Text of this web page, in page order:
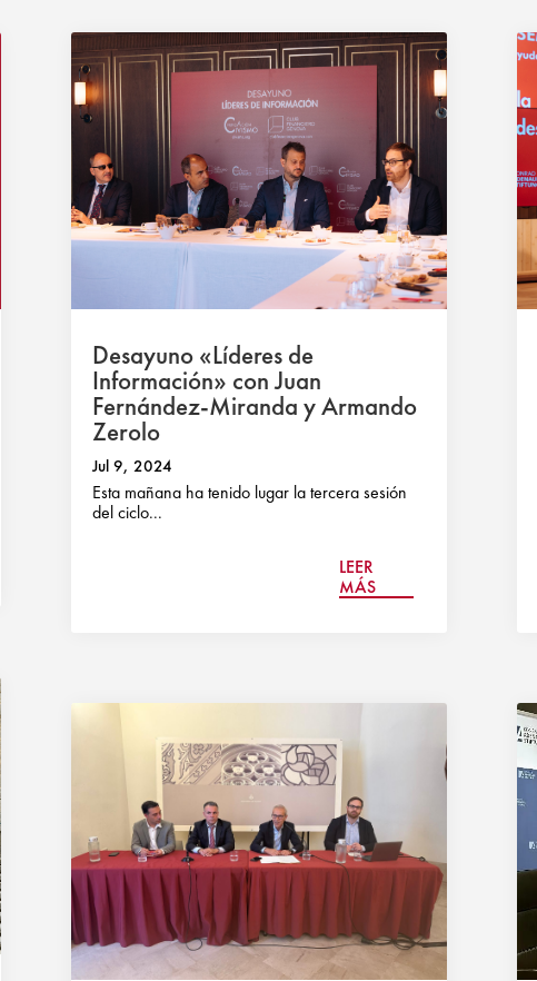
Desayuno «Líderes de
Información» con Juan
Fernández-Miranda y Armando
Zerolo
Jul 9, 2024
Esta mañana ha tenido lugar la tercera sesión
del ciclo...
LEER
MÁS